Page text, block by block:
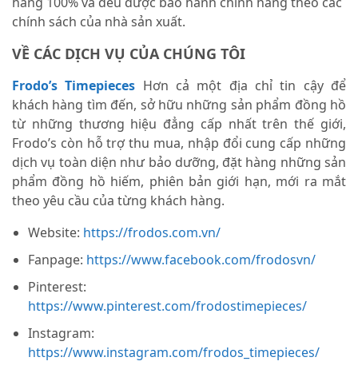
chính sách của nhà sản xuất.
VỀ CÁC DỊCH VỤ CỦA CHÚNG TÔI
Frodo’s Timepieces Hơn cả một địa chỉ tin cậy để
khách hàng tìm đến, sở hữu những sản phẩm đồng hồ
từ những thương hiệu đẳng cấp nhất trên thế giới,
Frodo’s còn hỗ trợ thu mua, nhập đổi cung cấp những
dịch vụ toàn diện như bảo dưỡng, đặt hàng những sản
phẩm đồng hồ hiếm, phiên bản giới hạn, mới ra mắt
theo yêu cầu của từng khách hàng.
Website: https://frodos.com.vn/
Fanpage: https://www.facebook.com/frodosvn/
Pinterest:
https://www.pinterest.com/frodostimepieces/
Instagram:
https://www.instagram.com/frodos_timepieces/